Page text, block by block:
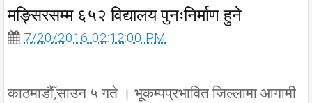
मङ्सिरसम्म ६५२ विद्यालय पुनःनिर्माण हुने
7/20/2016 02:12:00 PM
काठमाडौँ,साउन ५ गते । भूकम्पप्रभावित जिल्लामा आगामी